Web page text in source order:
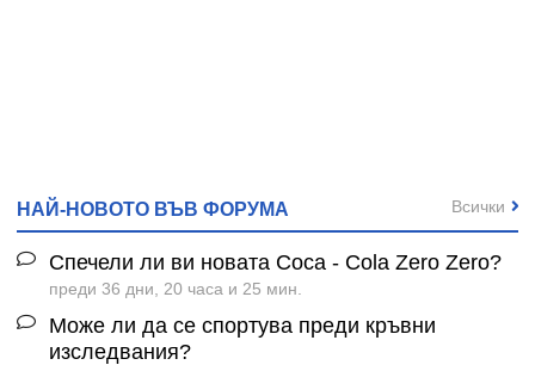
НАЙ-НОВОТО ВЪВ ФОРУМА
Спечели ли ви новата Coca - Cola Zero Zero?
преди 36 дни, 20 часа и 25 мин.
Може ли да се спортува преди кръвни
изследвания?
Всички